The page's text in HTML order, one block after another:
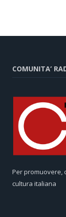
COMUNITA’
Per promuovere,
cultura italiana